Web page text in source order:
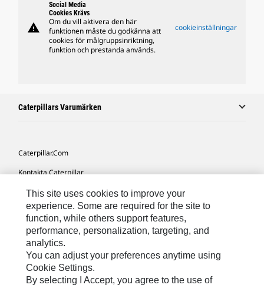
warning
Social Media
Cookies Krävs
Om du vill aktivera den här
funktionen måste du godkänna att
cookies för målgruppsinriktning,
funktion och prestanda används.
cookieinställningar
Caterpillars Varumärken
Caterpillar.com
Kontakta Caterpillar
Mina Marknadsföringspreferenser
Platskarta
Cookie Settings
Juridiskt
Sekretess
This site uses cookies to improve your
experience. Some are required for the site to
function, while others support features,
performance, personalization, targeting, and
analytics.
You can adjust your preferences anytime using
Cookie Settings.
By selecting I Accept, you agree to the use of